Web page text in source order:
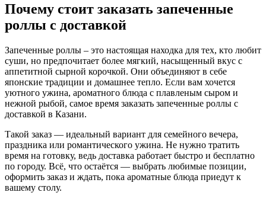
Почему стоит заказать запеченные
роллы с доставкой
Запеченные роллы – это настоящая находка для тех, кто любит
суши, но предпочитает более мягкий, насыщенный вкус с
аппетитной сырной корочкой. Они объединяют в себе
японские традиции и домашнее тепло. Если вам хочется
уютного ужина, ароматного блюда с плавленым сыром и
нежной рыбой, самое время заказать запеченные роллы с
доставкой в Казани.
Такой заказ — идеальный вариант для семейного вечера,
праздника или романтического ужина. Не нужно тратить
время на готовку, ведь доставка работает быстро и бесплатно
по городу. Всё, что остаётся — выбрать любимые позиции,
оформить заказ и ждать, пока ароматные блюда приедут к
вашему столу.